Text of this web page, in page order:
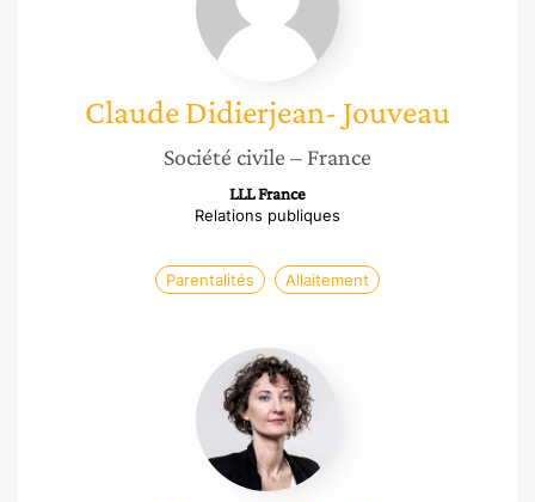
ClaudeDidierjean- Jouveau
Société civile – France
LLL France
Relations publiques
Parentalités Allaitement
Manuela
Spinelli